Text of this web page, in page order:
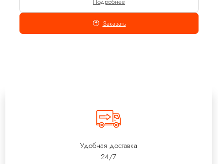
Заказать
Удобная доставка
24/7